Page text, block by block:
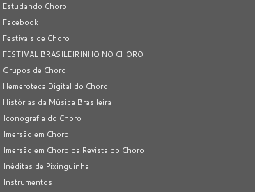
Estudando Choro
Facebook
Festivais de Choro
FESTIVAL BRASILEIRINHO NO CHORO
Grupos de Choro
Hemeroteca Digital do Choro
Histórias da Música Brasileira
Iconografia do Choro
Imersão em Choro
Imersão em Choro da Revista do Choro
Inéditas de Pixinguinha
Instrumentos